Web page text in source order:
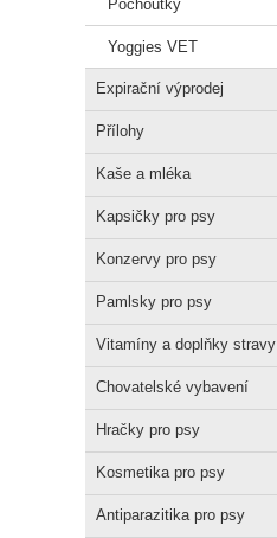
Pochoutky
Yoggies VET
Expirační výprodej
Přílohy
Kaše a mléka
Kapsičky pro psy
Konzervy pro psy
Pamlsky pro psy
Vitamíny a doplňky stravy
Chovatelské vybavení
Hračky pro psy
Kosmetika pro psy
Antiparazitika pro psy